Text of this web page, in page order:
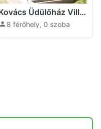
Kovács Üdülőház Villány
8 férőhely, 0 szoba